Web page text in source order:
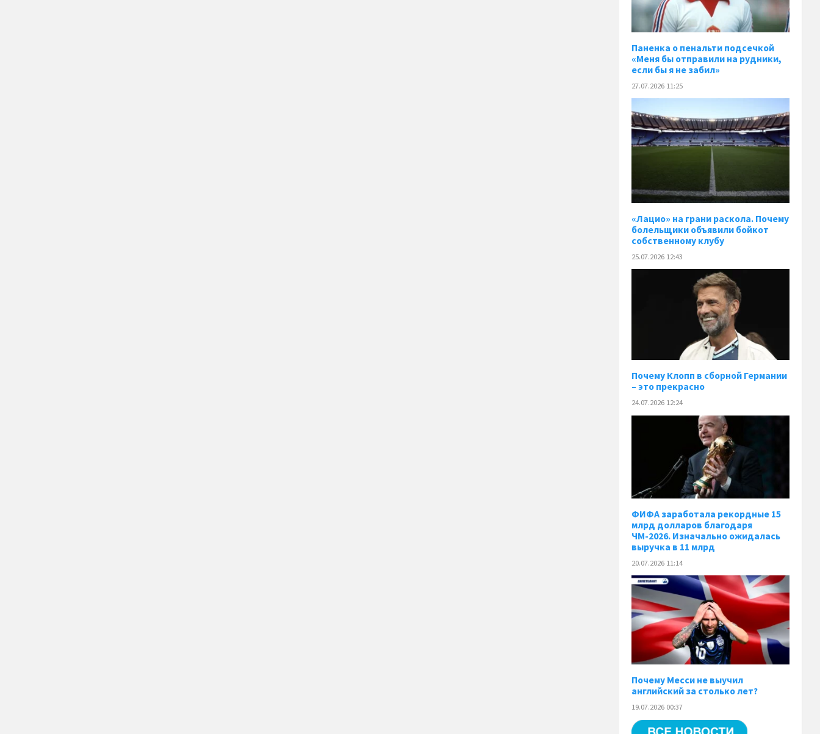
Паненка o пенальти подсечкой
«Меня бы отправили на рудники,
если бы я не забил»
27.07.2026 11:25
«Лацио» на грани раскола. Почему
болельщики объявили бойкот
собственному клубу
25.07.2026 12:43
Почему Клопп в сборной Германии
– это прекрасно
24.07.2026 12:24
ФИФА заработала рекордные 15
млрд долларов благодаря
ЧМ-2026. Изначально ожидалась
выручка в 11 млрд
20.07.2026 11:14
Почему Месси не выучил
английский за столько лет?
19.07.2026 00:37